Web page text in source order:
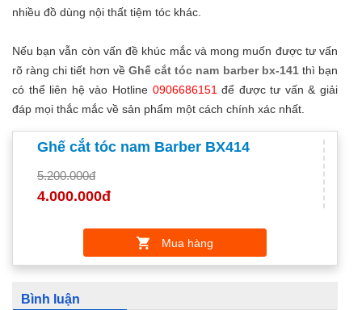
nhiều đồ dùng nội thất tiệm tóc khác.
Nếu bạn vẫn còn vấn đề khúc mắc và mong muốn được tư vấn
rõ ràng chi tiết hơn về Ghế cắt tóc nam barber bx-141thì bạn
có thể liên hệ vào Hotline 0906686151 để được tư vấn & giải
đáp mọi thắc mắc về sản phẩm một cách chính xác nhất.
Ghế cắt tóc nam Barber BX414
5.200.000đ
4.000.000đ
Mua hàng
Bình luận